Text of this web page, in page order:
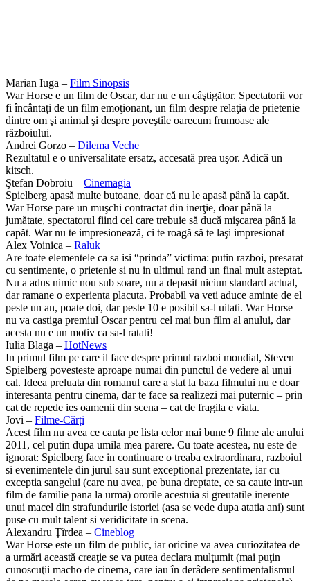
Marian Iuga – Film Sinopsis
War Horse e un film de Oscar, dar nu e un câştigător. Spectatorii vor
fi încântați de un film emoţionant, un film despre relaţia de prietenie
dintre om şi animal şi despre poveştile oarecum frumoase ale
războiului.
Andrei Gorzo – Dilema Veche
Rezultatul e o universalitate ersatz, accesată prea uşor. Adică un
kitsch.
Ştefan Dobroiu – Cinemagia
Spielberg apasă multe butoane, doar că nu le apasă până la capăt.
War Horse pare un muşchi contractat din inerţie, doar până la
jumătate, spectatorul fiind cel care trebuie să ducă mişcarea până la
capăt. War nu te impresionează, ci te roagă să te laşi impresionat
Alex Voinica – Raluk
Are toate elementele ca sa isi “prinda” victima: putin razboi, presarat
cu sentimente, o prietenie si nu in ultimul rand un final mult asteptat.
Nu a adus nimic nou sub soare, nu a depasit niciun standard actual,
dar ramane o experienta placuta. Probabil va veti aduce aminte de el
peste un an, poate doi, dar peste 10 e posibil sa-l uitati. War Horse
nu va castiga premiul Oscar pentru cel mai bun film al anului, dar
acesta nu e un motiv ca sa-l ratati!
Iulia Blaga – HotNews
In primul film pe care il face despre primul razboi mondial, Steven
Spielberg povesteste aproape numai din punctul de vedere al unui
cal. Ideea preluata din romanul care a stat la baza filmului nu e doar
interesanta pentru cinema, dar te face sa realizezi mai puternic – prin
cat de repede ies oamenii din scena – cat de fragila e viata.
Jovi – Filme-Cărți
Acest film nu avea ce cauta pe lista celor mai bune 9 filme ale anului
2011, cel putin dupa umila mea parere. Cu toate acestea, nu este de
ignorat: Spielberg face in continuare o treaba extraordinara, razboiul
si evenimentele din jurul sau sunt exceptional prezentate, iar cu
exceptia sangelui (care nu avea, pe buna dreptate, ce sa caute intr-un
film de familie pana la urma) ororile acestuia si greutatile inerente
unui macel din strafundurile istoriei (asa se vede dupa atatia ani) sunt
puse cu mult talent si veridicitate in scena.
Alexandru Ţîrdea – Cineblog
War Horse este un film de public, iar oricine va avea curiozitatea de
a urmări această creaţie se va putea declara mulţumit (mai puţin
cunoscuţii macho de cinema, care iau în derâdere sentimentalismul